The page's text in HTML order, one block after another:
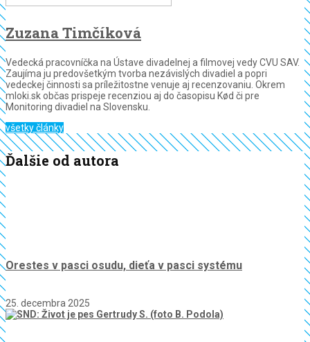
Zuzana Timčíková
Vedecká pracovníčka na Ústave divadelnej a filmovej vedy CVU SAV.
Zaujíma ju predovšetkým tvorba nezávislých divadiel a popri
vedeckej činnosti sa príležitostne venuje aj recenzovaniu. Okrem
mloki.sk občas prispeje recenziou aj do časopisu Kød či pre
Monitoring divadiel na Slovensku.
všetky články
Ďalšie od autora
Orestes v pasci osudu, dieťa v pasci systému
25. decembra 2025